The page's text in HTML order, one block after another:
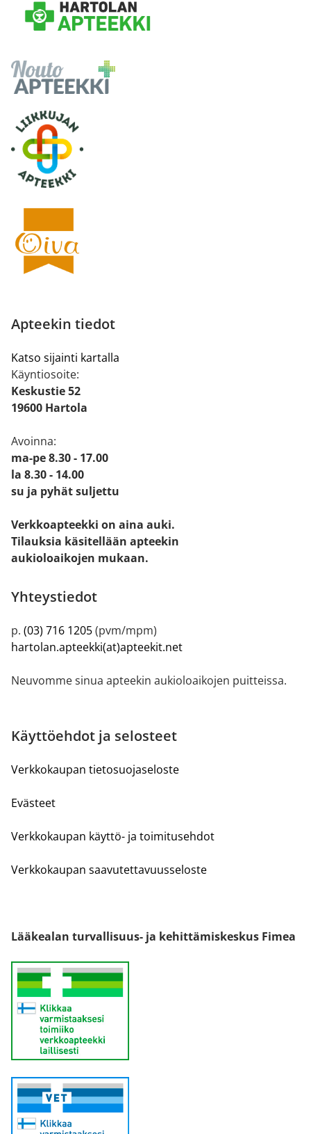
Apteekin tiedot
Katso sijainti kartalla
Käyntiosoite:
Keskustie 52
19600 Hartola
Avoinna:
ma-pe 8.30 - 17.00
la 8.30 - 14.00
su ja pyhät suljettu
Verkkoapteekki on aina auki.
Tilauksia käsitellään apteekin
aukioloaikojen mukaan.
Yhteystiedot
p. (03) 716 1205(pvm/mpm)
hartolan.apteekki(at)apteekit.net
Neuvomme sinua apteekin aukioloaikojen puitteissa.
Käyttöehdot ja selosteet
Verkkokaupan tietosuojaseloste
Evästeet
Verkkokaupan käyttö- ja toimitusehdot
Verkkokaupan saavutettavuusseloste
Lääkealan turvallisuus- ja kehittämiskeskus Fimea